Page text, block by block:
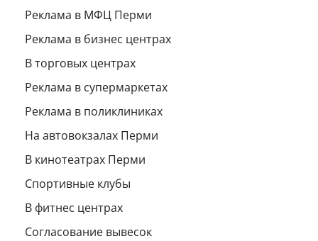
Реклама в МФЦ Перми
Реклама в бизнес центрах
В торговых центрах
Реклама в супермаркетах
Реклама в поликлиниках
На автовокзалах Перми
В кинотеатрах Перми
Спортивные клубы
В фитнес центрах
Согласование вывесок